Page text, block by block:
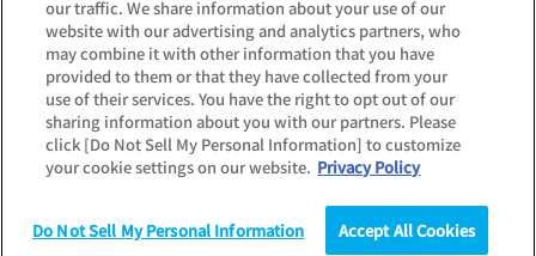
Copyright © Mynavi Corporation
グループ会社
our traffic. We share information about your use of our
website with our advertising and analytics partners, who
may combine it with other information that you have
provided to them or that they have collected from your
use of their services. You have the right to opt out of our
sharing information about you with our partners. Please
click [Do Not Sell My Personal Information] to customize
your cookie settings on our website. Privacy Policy
Do Not Sell My Personal Information Accept All Cookies